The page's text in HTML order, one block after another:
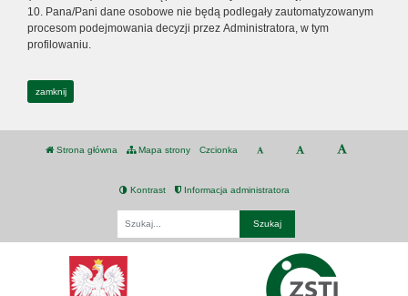
10. Pana/Pani dane osobowe nie będą podlegały zautomatyzowanym
procesom podejmowania decyzji przez Administratora, w tym
profilowaniu.
zamknij
Strona główna Mapa strony Czcionka
Kontrast Informacja administratora